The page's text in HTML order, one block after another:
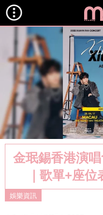
金珉錫香港演唱
｜歌單+座
娛樂資訊